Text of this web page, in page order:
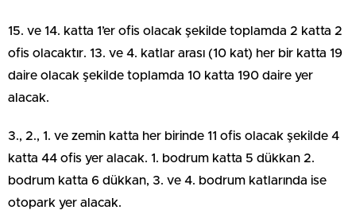
15. ve 14. katta 1’er ofis olacak şekilde toplamda 2 katta 2
ofis olacaktır. 13. ve 4. katlar arası (10 kat) her bir katta 19
daire olacak şekilde toplamda 10 katta 190 daire yer
alacak.
3., 2., 1. ve zemin katta her birinde 11 ofis olacak şekilde 4
katta 44 ofis yer alacak. 1. bodrum katta 5 dükkan 2.
bodrum katta 6 dükkan, 3. ve 4. bodrum katlarında ise
otopark yer alacak.